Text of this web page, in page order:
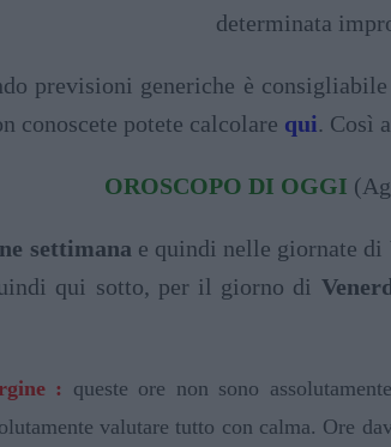
determinata
previsioni generiche è
conoscete potete calcolare qui. Così
OROSCOPO DI OGGI
settimanae quindi nelle giornate di
qui sotto, per il giorno di
: queste ore non sono
valutare tutto con calma. Ore